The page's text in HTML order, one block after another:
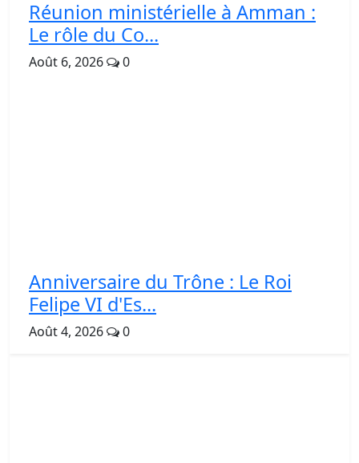
Réunion ministérielle à Amman :
Le rôle du Co...
Août 6, 2026 0
Anniversaire du Trône : Le Roi
Felipe VI d'Es...
Août 4, 2026 0